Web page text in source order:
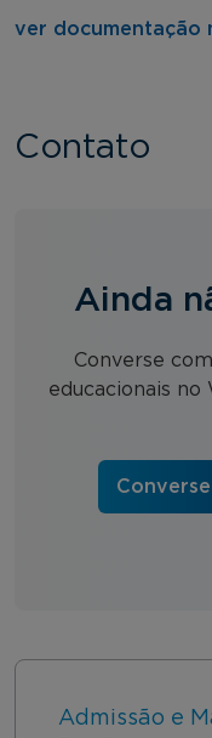
ver documentação
Contato
Ainda
Converse
educacionais no
Admissão e